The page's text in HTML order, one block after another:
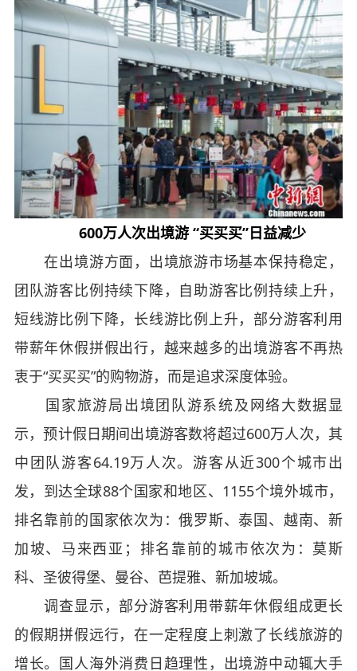
600万人次出境游 “买买买”日益减少
在出境游方面，出境旅游市场基本保持稳定，
团队游客比例持续下降，自助游客比例持续上升，
短线游比例下降，长线游比例上升，部分游客利用
带薪年休假拼假出行，越来越多的出境游客不再热
衷于“买买买”的购物游，而是追求深度体验。
国家旅游局出境团队游系统及网络大数据显
示，预计假日期间出境游客数将超过600万人次，其
中团队游客64.19万人次。游客从近300个城市出
发，到达全球88个国家和地区、1155个境外城市，
排名靠前的国家依次为：俄罗斯、泰国、越南、新
加坡、马来西亚；排名靠前的城市依次为：莫斯
科、圣彼得堡、曼谷、芭提雅、新加坡城。
调查显示，部分游客利用带薪年休假组成更长
的假期拼假远行，在一定程度上刺激了长线旅游的
增长。国人海外消费日趋理性，出境游中动辄大手